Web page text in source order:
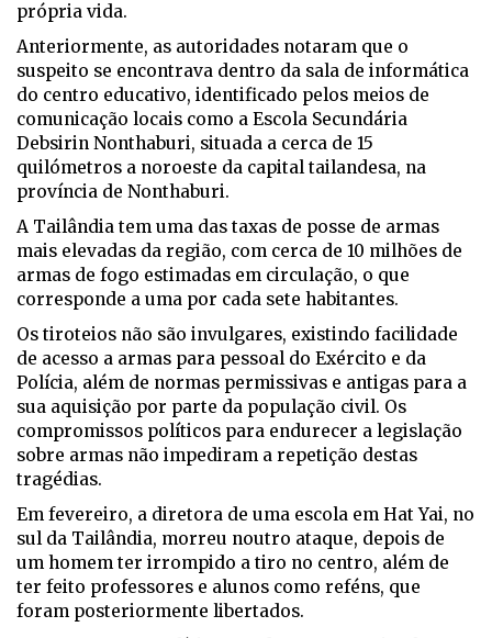
própria vida.
Anteriormente, as autoridades notaram que o
suspeito se encontrava dentro da sala de informática
do centro educativo, identificado pelos meios de
comunicação locais como a Escola Secundária
Debsirin Nonthaburi, situada a cerca de 15
quilómetros a noroeste da capital tailandesa, na
província de Nonthaburi.
A Tailândia tem uma das taxas de posse de armas
mais elevadas da região, com cerca de 10 milhões de
armas de fogo estimadas em circulação, o que
corresponde a uma por cada sete habitantes.
Os tiroteios não são invulgares, existindo facilidade
de acesso a armas para pessoal do Exército e da
Polícia, além de normas permissivas e antigas para a
sua aquisição por parte da população civil. Os
compromissos políticos para endurecer a legislação
sobre armas não impediram a repetição destas
tragédias.
Em fevereiro, a diretora de uma escola em Hat Yai, no
sul da Tailândia, morreu noutro ataque, depois de
um homem ter irrompido a tiro no centro, além de
ter feito professores e alunos como reféns, que
foram posteriormente libertados.